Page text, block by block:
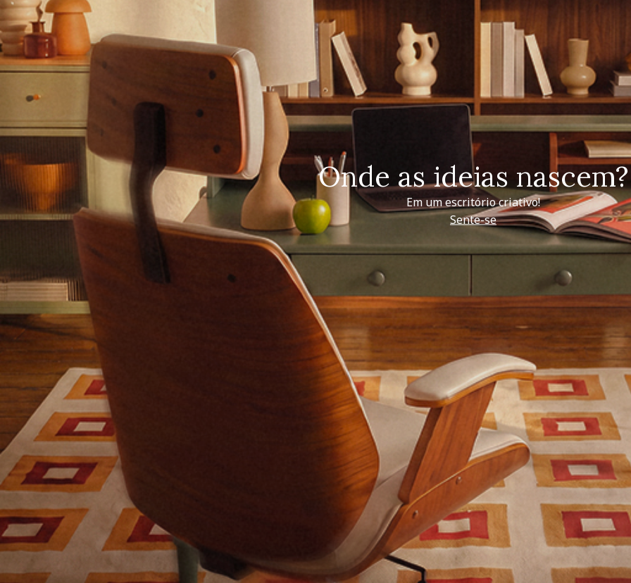
Onde as ideias nascem?
Em um escritório criativo!
Sente-se